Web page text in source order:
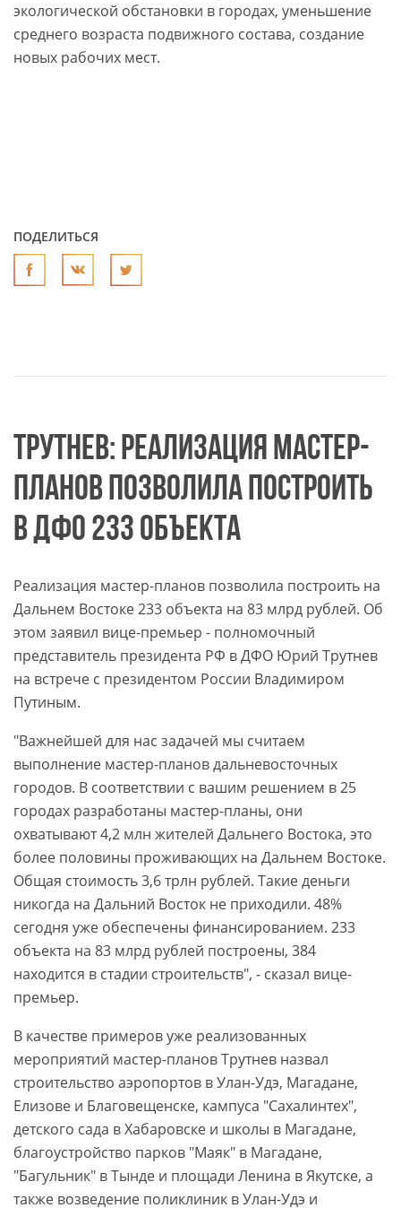
экологической обстановки в городах, уменьшение
среднего возраста подвижного состава, создание
новых рабочих мест.
ПОДЕЛИТЬСЯ
ТРУТНЕВ: РЕАЛИЗАЦИЯ МАСТЕР-
ПЛАНОВ ПОЗВОЛИЛА ПОСТРОИТЬ
В ДФО 233 ОБЪЕКТА
Реализация мастер-планов позволила построить на
Дальнем Востоке 233 объекта на 83 млрд рублей. Об
этом заявил вице-премьер - полномочный
представитель президента РФ в ДФО Юрий Трутнев
на встрече с президентом России Владимиром
Путиным.
"Важнейшей для нас задачей мы считаем
выполнение мастер-планов дальневосточных
городов. В соответствии с вашим решением в 25
городах разработаны мастер-планы, они
охватывают 4,2 млн жителей Дальнего Востока, это
более половины проживающих на Дальнем Востоке.
Общая стоимость 3,6 трлн рублей. Такие деньги
никогда на Дальний Восток не приходили. 48%
сегодня уже обеспечены финансированием. 233
объекта на 83 млрд рублей построены, 384
находится в стадии строительств", - сказал вице-
премьер.
В качестве примеров уже реализованных
мероприятий мастер-планов Трутнев назвал
строительство аэропортов в Улан-Удэ, Магадане,
Елизове и Благовещенске, кампуса "Сахалинтех",
детского сада в Хабаровске и школы в Магадане,
благоустройство парков "Маяк" в Магадане,
"Багульник" в Тынде и площади Ленина в Якутске, а
также возведение поликлиник в Улан-Удэ и